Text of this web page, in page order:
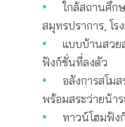
ใกล้สถานศึก
สมุทรปราการ, โร
แบบบ้านสวย
ฟังก์ชั่นที่ลงตัว
อลังการสโม
พร้อมสระว่ายน้า
ทาวน์โฮมฟัง